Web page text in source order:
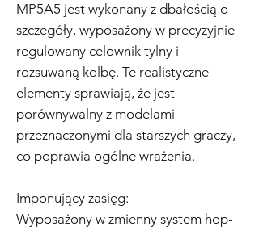
MP5A5 jest wykonany z dbałością o
szczegóły, wyposażony w precyzyjnie
regulowany celownik tylny i
rozsuwaną kolbę. Te realistyczne
elementy sprawiają, że jest
porównywalny z modelami
przeznaczonymi dla starszych graczy,
co poprawia ogólne wrażenia.
Imponujący zasięg:
Wyposażony w zmienny system hop-